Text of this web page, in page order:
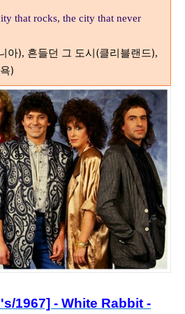
that rocks, the city that never
아), 흔들던 그 도시(클리블랜드),
)
1967] - White Rabbit -